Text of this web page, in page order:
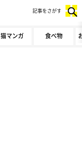
猫マンガ 食べ物
記事をさがす